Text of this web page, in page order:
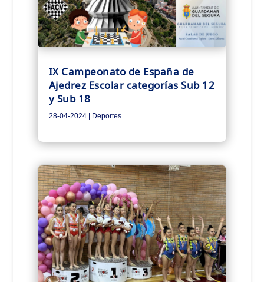
IX Campeonato de España de
Ajedrez Escolar categorías Sub 12
y Sub 18
28-04-2024| Deportes